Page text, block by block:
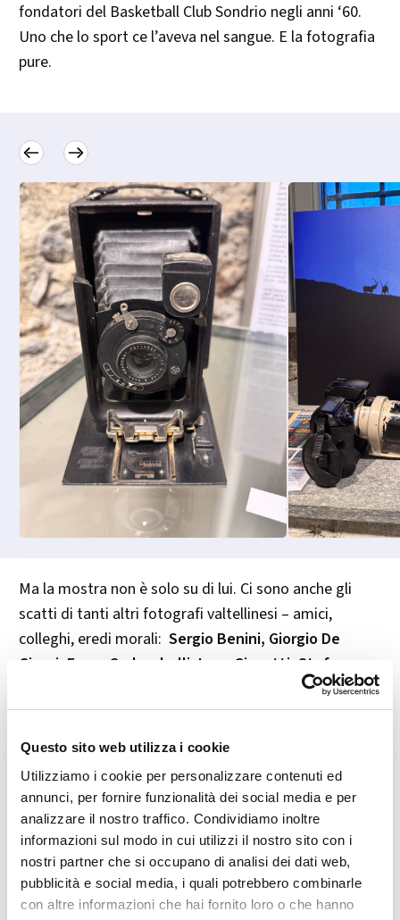
Questo sito web utilizza i cookie
Utilizziamo i cookie per personalizzare contenuti ed
annunci, per fornire funzionalità dei social media e per
analizzare il nostro traffico. Condividiamo inoltre
informazioni sul modo in cui utilizzi il nostro sito con i
nostri partner che si occupano di analisi dei dati web,
pubblicità e social media, i quali potrebbero combinarle
con altre informazioni che hai fornito loro o che hanno
fondatori del Basketball Club Sondrio negli anni ‘60.
Uno che lo sport ce l’aveva nel sangue. E la fotografia
pure.
Ma la mostra non è solo su di lui. Ci sono anche gli
scatti di tanti altri fotografi valtellinesi – amici,
colleghi, eredi morali: Sergio Benini, Giorgio De
Giorgi, Franz Garlaschelli, Luca Gianatti, Stefano
Grazioli, Dario Martinelli, Angelo Sgualdino e
Massimo Tognolini.
Tutti con lo stesso intento: cristallizzare attimi che
altrimenti sarebbero svaniti.
E non ci sono solo le foto. Ci sono anche oggetti
d’epoca che raccontano la storia della fotografia:
dalla lastra alla pellicola, fino al digitale. Tipo una
Kodak che forse è arrivata sull’Everest nel ’24 (non